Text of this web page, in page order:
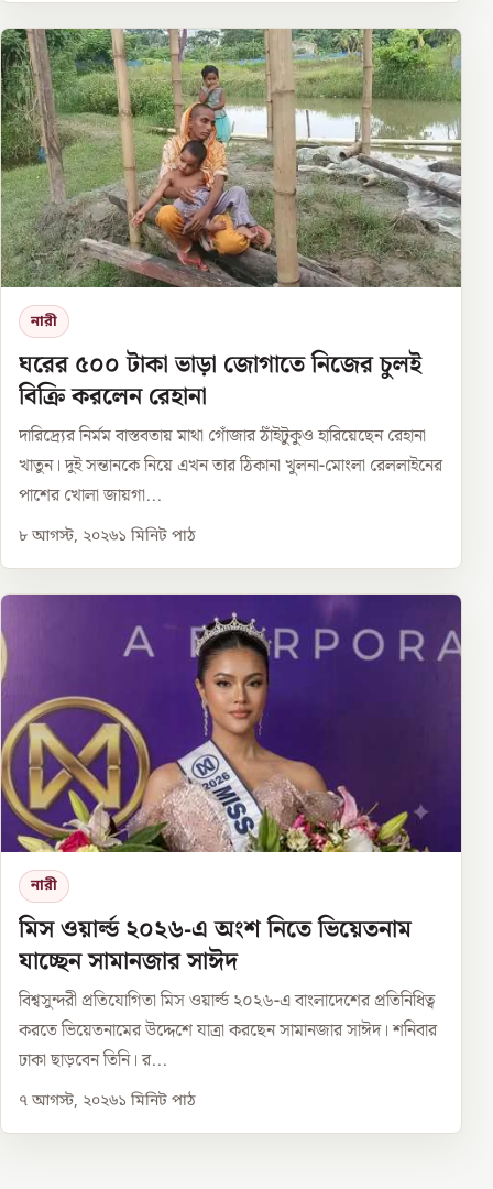
নারী
ঘরের ৫০০ টাকা ভাড়া জোগাতে নিজের চুলই
বিক্রি করলেন রেহানা
দারিদ্র্যের নির্মম বাস্তবতায় মাথা গোঁজার ঠাঁইটুকুও হারিয়েছেন রেহানা
খাতুন। দুই সন্তানকে নিয়ে এখন তার ঠিকানা খুলনা-মোংলা রেললাইনের
পাশের খোলা জায়গা...
৮ আগস্ট, ২০২৬১ মিনিট পাঠ
নারী
মিস ওয়ার্ল্ড ২০২৬-এ অংশ নিতে ভিয়েতনাম
যাচ্ছেন সামানজার সাঈদ
বিশ্বসুন্দরী প্রতিযোগিতা মিস ওয়ার্ল্ড ২০২৬-এ বাংলাদেশের প্রতিনিধিত্ব
করতে ভিয়েতনামের উদ্দেশে যাত্রা করছেন সামানজার সাঈদ। শনিবার
ঢাকা ছাড়বেন তিনি। র...
৭ আগস্ট, ২০২৬১ মিনিট পাঠ